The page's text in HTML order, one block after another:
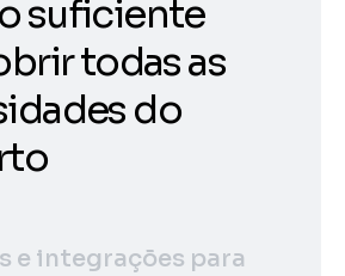
suficiente
todas as
do
e integrações para